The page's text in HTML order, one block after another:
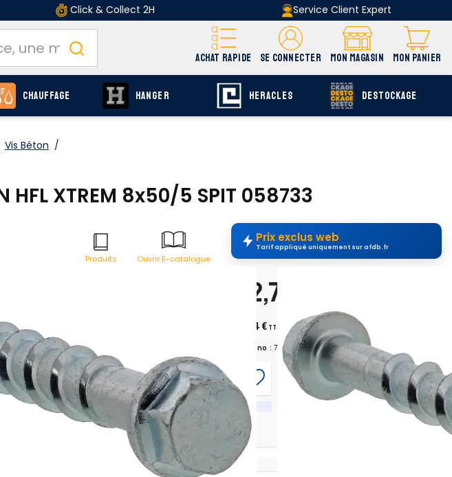
Click & Collect 2H Service Client Expert
ACHAT RAPIDE SE CONNECTER MON MAGASIN MON PANIER
Chauffage HANGER HERACLES DESTOCKAGE
Vis Béton /
XTREM 8x50/5 SPIT 058733
Produits
Ouvrir E-catalogue
10 mm 12 mm
Prix exclus web
Tarif appliqué uniquement sur afdb.fr
42,78 €
51,34 € TTC + ecopart 0,01 € TTC
Chrono : 775793